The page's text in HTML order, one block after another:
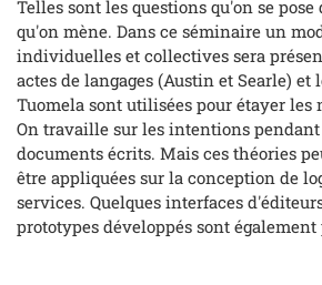
Telles sont les questions qu'on se
qu'on mène. Dans ce séminaire un
individuelles et collectives sera
actes de langages (Austin et Searle) et
Tuomela sont utilisées pour étayer les
On travaille sur les intentions
documents écrits. Mais ces théories
être appliquées sur la conception de
services. Quelques interfaces
prototypes développés sont également